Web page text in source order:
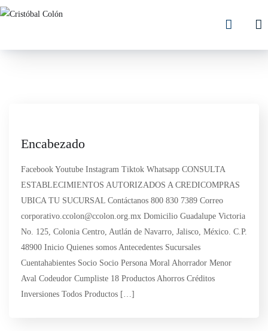
Encabezado
Facebook Youtube Instagram Tiktok Whatsapp CONSULTA
ESTABLECIMIENTOS AUTORIZADOS A CREDICOMPRAS
UBICA TU SUCURSAL Contáctanos 800 830 7389 Correo
corporativo.ccolon@ccolon.org.mx Domicilio Guadalupe Victoria
No. 125, Colonia Centro, Autlán de Navarro, Jalisco, México. C.P.
48900 Inicio Quienes somos Antecedentes Sucursales
Cuentahabientes Socio Socio Persona Moral Ahorrador Menor
Aval Codeudor Cumpliste 18 Productos Ahorros Créditos
Inversiones Todos Productos […]